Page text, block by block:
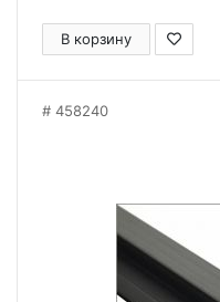
В корзину
458240